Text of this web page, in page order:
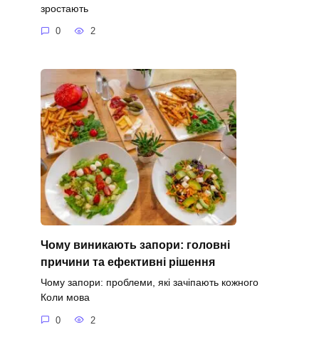
зростають
0 2
Чому виникають запори: головні
причини та ефективні рішення
Чому запори: проблеми, які зачіпають кожного
Коли мова
0 2